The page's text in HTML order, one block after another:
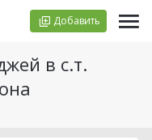
Добавить
в с.т.